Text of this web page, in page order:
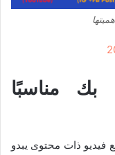
مناسبًا
ذات محتوى يبدو